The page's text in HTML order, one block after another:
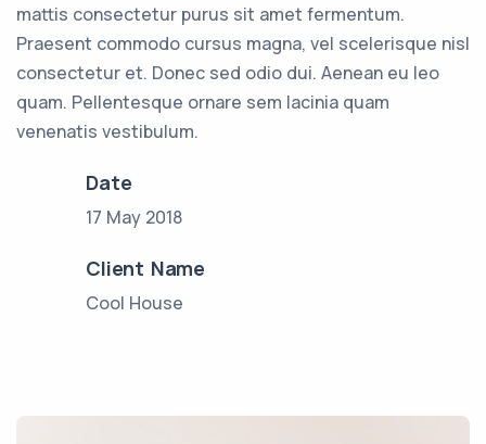
mattis consectetur purus sit amet fermentum.
Praesent commodo cursus magna, vel scelerisque nisl
consectetur et. Donec sed odio dui. Aenean eu leo
quam. Pellentesque ornare sem lacinia quam
venenatis vestibulum.
Date
17 May 2018
Client Name
Cool House